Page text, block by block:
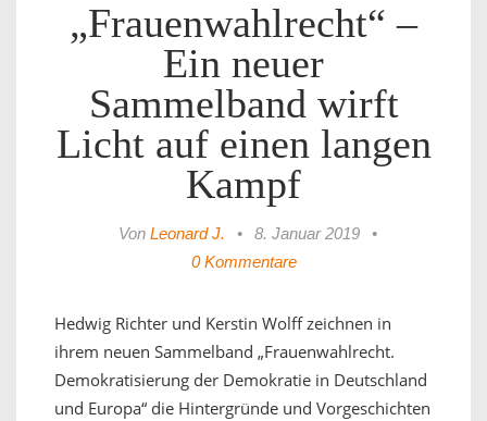
„Frauenwahlrecht“ –
Ein neuer
Sammelband wirft
Licht auf einen langen
Kampf
Von Leonard J. • 8. Januar 2019
•
0 Kommentare
Hedwig Richter und Kerstin Wolff zeichnen in
ihrem neuen Sammelband „Frauenwahlrecht.
Demokratisierung der Demokratie in Deutschland
und Europa“ die Hintergründe und Vorgeschichten